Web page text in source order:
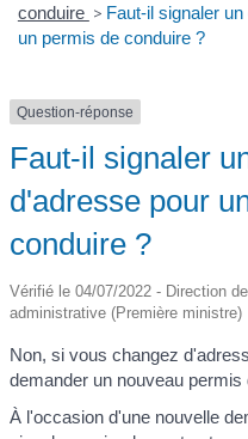
conduire > Faut-il signaler
un permis de conduire ?
Question-réponse
Faut-il signaler
d'adresse pour
conduire ?
Vérifié le 04/07/2022 - Direction
administrative (Première ministre)
Non, si vous changez
demander un nouveau permis
À l'occasion d'une nouvelle